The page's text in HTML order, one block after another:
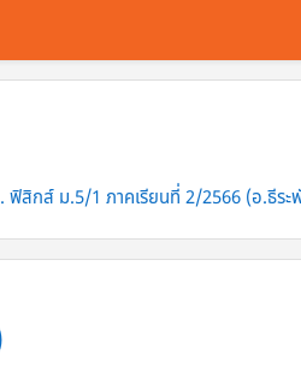
ฟิสิกส์ ม.5/1 ภาคเรียนที่ 2/2566 (อ.ธีร